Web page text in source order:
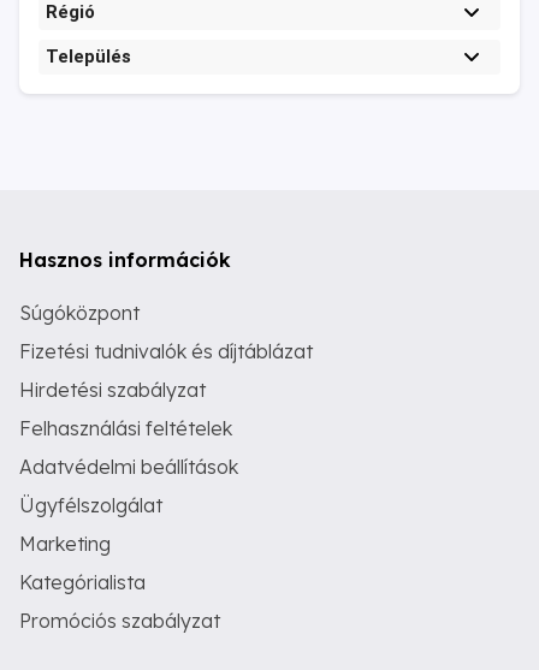
Régió
Település
Hasznos információk
Súgóközpont
Fizetési tudnivalók és díjtáblázat
Hirdetési szabályzat
Felhasználási feltételek
Adatvédelmi beállítások
Ügyfélszolgálat
Marketing
Kategórialista
Promóciós szabályzat